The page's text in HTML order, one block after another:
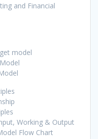
and Financial
model
Working & Output
Flow Chart